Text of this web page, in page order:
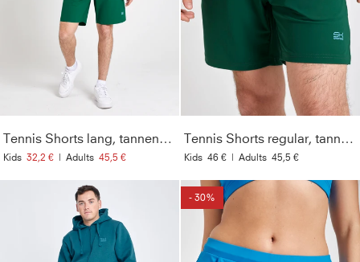
Tennis Shorts lang, tannengrün
Kids 32,2 € | Adults 45,5 €
Tennis Shorts regular, tannengrün
Kids 46 € | Adults 45,5 €
- 30%